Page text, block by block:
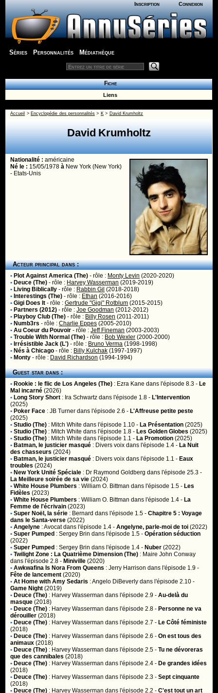
Inscription Connexion
Séries Personnalités Médiathèque
Fiche
Liens
Accueil > Encyclopédie des personnalités > K> David Krumholtz
David Krumholtz
Nationalité :américaine
Né le : 15/05/1978à New York (New York)
- Etats-Unis
Acteur principal dans :
• Plot Against America (The) - rôle : Monty Levin (2020-2020)
• Deuce (The) - rôle : Harvey Wasserman (2019-2019)
• Living Biblically - rôle : Rabbin Gil (2018-2018)
• Interestings (The) - rôle : Ethan (2016-2016)
• Gigi Does It - rôle :Gertrude "Gigi" Rotblum (2015-2015)
• Partners (2012) - rôle :Joe Goodman (2012-2012)
• Playboy Club (The) - rôle : Billy Rosen (2011-2011)
• Numb3rs - rôle :Charlie Eppes (2005-2010)
• Au Coeur du Pouvoir - rôle :Jeff Fineman (2003-2003)
• Trouble With Normal (The) - rôle : Bob Wexler (2000-2000)
• Irrésistible Jack (L') - rôle : Bruno Verma (1998-1998)
• Nés à Chicago - rôle : Billy Kulchak (1997-1997)
• Monty - rôle : David Richardson (1994-1994)
Guest star dans :
• Rookie : le flic de Los Angeles (The) : Ezra Kane dans l'épisode 8.3 - Le
Mal incarné (2026)
• Long Story Short : Ira Schwartz dans l'épisode 1.8 - L'Intervention
(2025)
• Poker Face :JB Turner dans l'épisode 2.6 - L'Affreuse petite peste
(2025)
• Studio (The) : Mitch White dans l'épisode 1.10 - La Présentation (2025)
• Studio (The) : Mitch White dans l'épisode 1.8 - Les Golden Globes (2025)
• Studio (The) : Mitch White dans l'épisode 1.1 - La Promotion (2025)
• Batman, le justicier masqué : Divers voix dans l'épisode 1.4 - La Nuit
des chasseurs (2024)
• Batman, le justicier masqué : Divers voix dans l'épisode 1.1 - Eaux
troubles (2024)
• New York Unité Spéciale : Dr Raymond Goldberg dans l'épisode 25.3 -
La Meilleure soirée de sa vie (2024)
• White House Plumbers :William O. Bittman dans l'épisode 1.5 - Les
Fidèles (2023)
• White House Plumbers :William O. Bittman dans l'épisode 1.4 - La
Femme de l'écrivain (2023)
• Super Noël, la série : Bernard dans l'épisode 1.5 -Chapitre 5 : Voyage
dans le Santa-verse (2022)
• Angelyne :Avocatdans l'épisode 1.4 -Angelyne, parle-moi de toi (2022)
• Super Pumped :Sergey Brin dans l'épisode 1.5 -Opération séduction
(2022)
• Super Pumped :Sergey Brin dans l'épisode 1.4 - Nuber (2022)
• Twilight Zone : La Quatrième Dimension (The) : Maire John Conway
dans l'épisode 2.8 - Miniville (2020)
• Awkwafina Is Nora From Queens :Jerry Harrison dans l'épisode 1.9 -
Fête de lancement (2020)
• At Home with Amy Sedaris :Angelo DiBeverly dans l'épisode 2.10 -
Game Night (2019)
• Deuce (The) : Harvey Wasserman dans l'épisode 2.9 -Au-delà du
masque (2018)
• Deuce (The) : Harvey Wasserman dans l'épisode 2.8 - Personne ne va
dérouiller (2018)
• Deuce (The) : Harvey Wasserman dans l'épisode 2.7 - Le Côté féministe
(2018)
• Deuce (The) : Harvey Wasserman dans l'épisode 2.6 -On est tous des
animaux (2018)
• Deuce (The) : Harvey Wasserman dans l'épisode 2.5 -Tu ne dévoreras
que des cannibales (2018)
• Deuce (The) : Harvey Wasserman dans l'épisode 2.4 - De grandes idées
(2018)
• Deuce (The) : Harvey Wasserman dans l'épisode 2.3 -Sept cinquante
(2018)
• Deuce (The) : Harvey Wasserman dans l'épisode 2.2 -C'est tout un art